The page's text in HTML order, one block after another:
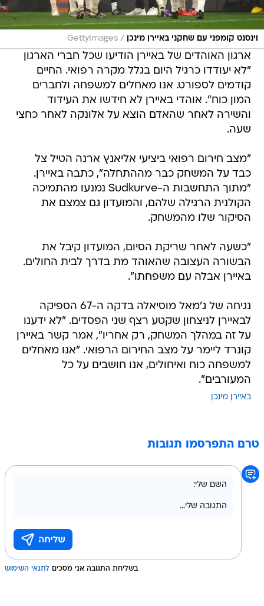
וינסנט קומפני עם שחקני באיירן מינכן /
GettyImages
ארגון האוהדים של באיירן הודיעו שכל חברי הארגון
"לא יעודדו כרגיל היום בגלל מקרה רפואי. החיים
קודמים לספורט. אנו מאחלים למשפחה ולחברים
המון כוח". אוהדי באיירן לא חידשו את העידוד
והשירה לאחר שהאדם הוצא על אלונקה לאחר כחצי
שעה.
"מצב חירום רפואי ביציעי אליאנץ ארנה הטיל צל
כבד על המשחק כבר מההתחלה", כתבה באיירן.
"מתוך התחשבות ה-Sudkurve נמנעו מהתמיכה
הקולנית הרגילה שלהם, והמועדון גם צמצם את
הסיקור שלו מהמשחק.
"כשעה לאחר שריקת הסיום, המועדון קיבל את
הבשורה העצובה שהאוהד מת בדרך לבית החולים.
באיירן אבלה עם משפחתו".
נגיחה של ג'מאל מוסיאלה בדקה ה-67 הספיקה
לבאיירן לניצחון שקטע רצף שני הפסדים. "לא ידענו
על זה במהלך המשחק, רק אחריו", אמר קשר באיירן
קונרד ליימר על מצב החירום הרפואי. "אנו מאחלים
למשפחה כוח ואיחולים, אנו חושבים על כל
המעורבים".
באיירן מינכן
טרם התפרסמו תגובות
בשליחת התגובה אני מסכים לתנאי השימוש